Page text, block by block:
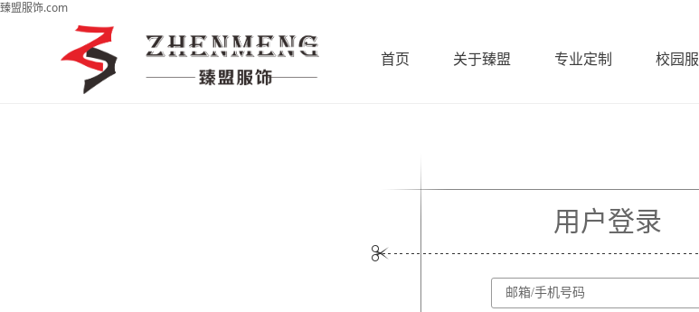
臻盟服饰.com
首页 关于臻盟 专业定制 校园服
用户登录